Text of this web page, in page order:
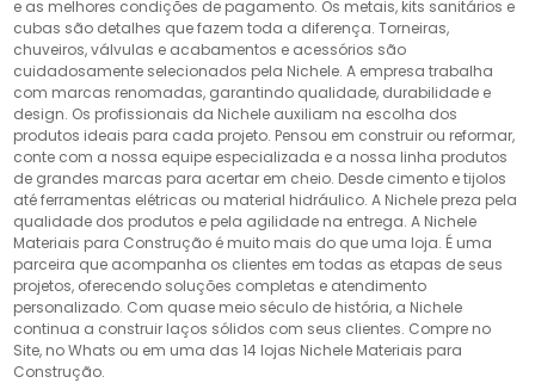
e as melhores condições de pagamento. Os metais, kits sanitários e
cubas são detalhes que fazem toda a diferença. Torneiras,
chuveiros, válvulas e acabamentos e acessórios são
cuidadosamente selecionados pela Nichele. A empresa trabalha
com marcas renomadas, garantindo qualidade, durabilidade e
design. Os profissionais da Nichele auxiliam na escolha dos
produtos ideais para cada projeto. Pensou em construir ou reformar,
conte com a nossa equipe especializada e a nossa linha produtos
de grandes marcas para acertar em cheio. Desde cimento e tijolos
até ferramentas elétricas ou material hidráulico. A Nichele preza pela
qualidade dos produtos e pela agilidade na entrega. A Nichele
Materiais para Construção é muito mais do que uma loja. É uma
parceira que acompanha os clientes em todas as etapas de seus
projetos, oferecendo soluções completas e atendimento
personalizado. Com quase meio século de história, a Nichele
continua a construir laços sólidos com seus clientes. Compre no
Site, no Whats ou em uma das 14 lojas Nichele Materiais para
Construção.